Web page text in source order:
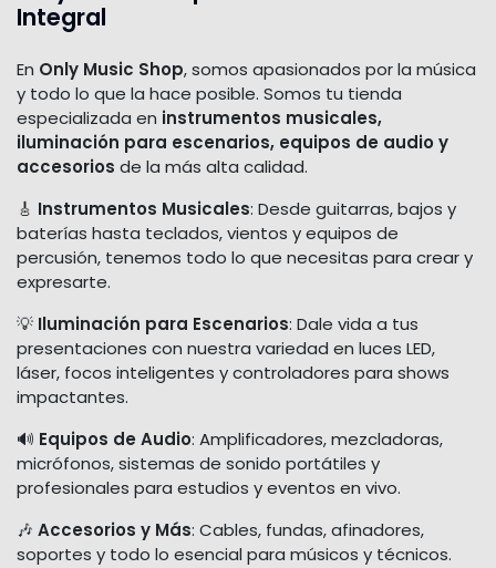
Integral
En Only Music Shop, somos apasionados por la música
y todo lo que la hace posible. Somos tu tienda
especializada en instrumentos musicales,
iluminación para escenarios, equipos de audio y
accesorios de la más alta calidad.
🎸 Instrumentos Musicales: Desde guitarras, bajos y
baterías hasta teclados, vientos y equipos de
percusión, tenemos todo lo que necesitas para crear y
expresarte.
💡 Iluminación para Escenarios: Dale vida a tus
presentaciones con nuestra variedad en luces LED,
láser, focos inteligentes y controladores para shows
impactantes.
🔊 Equipos de Audio: Amplificadores, mezcladoras,
micrófonos, sistemas de sonido portátiles y
profesionales para estudios y eventos en vivo.
🎶 Accesorios y Más: Cables, fundas, afinadores,
soportes y todo lo esencial para músicos y técnicos.